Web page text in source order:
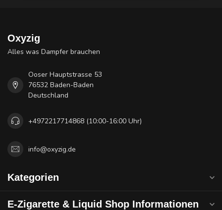
Oxyzig
Alles was Dampfer brauchen
Ooser Hauptstrasse 53
76532 Baden-Baden
Deutschland
+4972217714868 (10:00-16:00 Uhr)
info@oxyzig.de
Kategorien
E-Zigarette & Liquid Shop Informationen